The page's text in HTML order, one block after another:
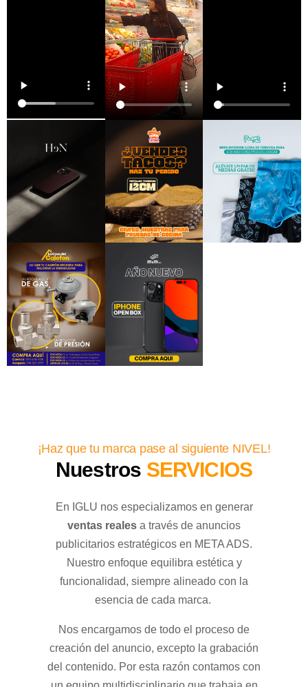
¡Haz que tu marca pase al siguiente NIVEL!
Nuestros SERVICIOS
En IGLU nos especializamos en generar
ventas reales a través de anuncios
publicitarios estratégicos en META ADS.
Nuestro enfoque equilibra estética y
funcionalidad, siempre alineado con la
esencia de cada marca.
Nos encargamos de todo el proceso de
creación del anuncio, excepto la grabación
del contenido. Por esta razón contamos con